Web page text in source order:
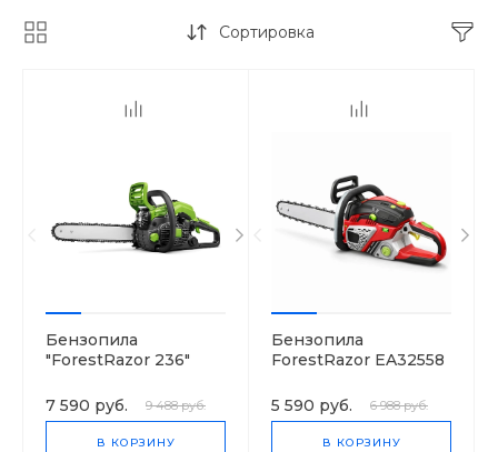
Сортировка
Бензопила
"ForestRazor 236"
7 590 руб. 9 488 руб.
В КОРЗИНУ
Бензопила
ForestRazor EA32558
5 590 руб. 6 988 руб.
В КОРЗИНУ